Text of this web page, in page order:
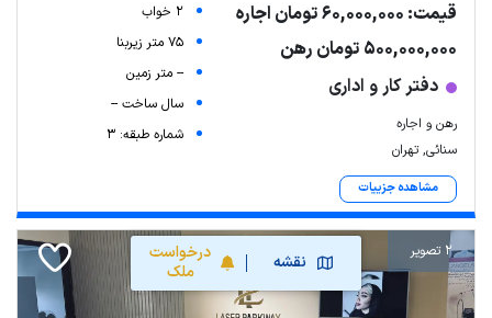
نقشه
درخواست
ملک
قیمت: 60,000,000 تومان اجاره
500,000,000 تومان رهن
دفتر کار و اداری
رهن و اجاره
سنائی, تهران
مشاهده جزییات
2 خواب
75 متر زیربنا
-- متر زمین
سال ساخت --
شماره طبقه: 3
2 تصویر